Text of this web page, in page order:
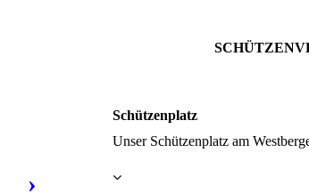
Schützenplatz
Unser Schützenplatz am